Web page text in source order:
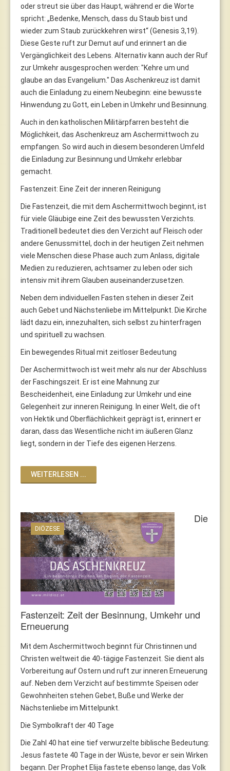
oder streut sie über das Haupt, während er die Worte
spricht: „Bedenke, Mensch, dass du Staub bist und
wieder zum Staub zurückkehren wirst“ (Genesis 3,19).
Diese Geste ruft zur Demut auf und erinnert an die
Vergänglichkeit des Lebens. Alternativ kann auch der Ruf
zur Umkehr ausgesprochen werden: "Kehre um und
glaube an das Evangelium." Das Aschenkreuz ist damit
auch die Einladung zu einem Neubeginn: eine bewusste
Hinwendung zu Gott, ein Leben in Umkehr und Besinnung.
Auch in den katholischen Militärpfarren besteht die
Möglichkeit, das Aschenkreuz am Aschermittwoch zu
empfangen. So wird auch in diesem besonderen Umfeld
die Einladung zur Besinnung und Umkehr erlebbar
gemacht.
Fastenzeit: Eine Zeit der inneren Reinigung
Die Fastenzeit, die mit dem Aschermittwoch beginnt, ist
für viele Gläubige eine Zeit des bewussten Verzichts.
Traditionell bedeutet dies den Verzicht auf Fleisch oder
andere Genussmittel, doch in der heutigen Zeit nehmen
viele Menschen diese Phase auch zum Anlass, digitale
Medien zu reduzieren, achtsamer zu leben oder sich
intensiv mit ihrem Glauben auseinanderzusetzen.
Neben dem individuellen Fasten stehen in dieser Zeit
auch Gebet und Nächstenliebe im Mittelpunkt. Die Kirche
lädt dazu ein, innezuhalten, sich selbst zu hinterfragen
und spirituell zu wachsen.
Ein bewegendes Ritual mit zeitloser Bedeutung
Der Aschermittwoch ist weit mehr als nur der Abschluss
der Faschingszeit. Er ist eine Mahnung zur
Bescheidenheit, eine Einladung zur Umkehr und eine
Gelegenheit zur inneren Reinigung. In einer Welt, die oft
von Hektik und Oberflächlichkeit geprägt ist, erinnert er
daran, dass das Wesentliche nicht im äußeren Glanz
liegt, sondern in der Tiefe des eigenen Herzens.
WEITERLESEN ...
DIÖZESE
Die
Fastenzeit: Zeit der Besinnung, Umkehr und
Erneuerung
Mit dem Aschermittwoch beginnt für Christinnen und
Christen weltweit die 40-tägige Fastenzeit. Sie dient als
Vorbereitung auf Ostern und ruft zur inneren Erneuerung
auf. Neben dem Verzicht auf bestimmte Speisen oder
Gewohnheiten stehen Gebet, Buße und Werke der
Nächstenliebe im Mittelpunkt.
Die Symbolkraft der 40 Tage
Die Zahl 40 hat eine tief verwurzelte biblische Bedeutung:
Jesus fastete 40 Tage in der Wüste, bevor er sein Wirken
begann. Der Prophet Elija fastete ebenso lange, das Volk